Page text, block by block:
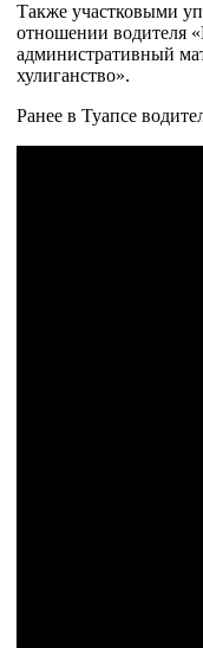
Также участковыми
отношении водителя
административный
хулиганство».
Ранее в Туапсе